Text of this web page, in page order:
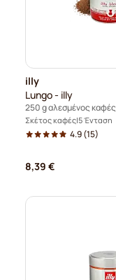
illy
Lungo - illy
250 g αλεσμένος καφές
Σκέτος καφές 5 Ένταση
4.9(15)
8,39 €